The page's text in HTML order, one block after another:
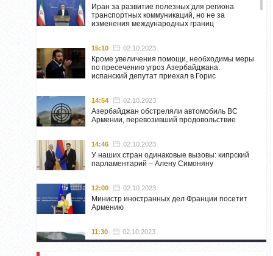
Иран за развитие полезных для региона
транспортных коммуникаций, но не за
изменения международных границ
15:10 02.10.2023
Кроме увеличения помощи, необходимы меры
по пресечению угроз Азербайджана:
испанский депутат приехал в Горис
14:54 02.10.2023
Азербайджан обстреляли автомобиль ВС
Армении, перевозивший продовольствие
14:46 02.10.2023
У наших стран одинаковые вызовы: кипрский
парламентарий – Алену Симоняну
12:00 02.10.2023
Министр иностранных дел Франции посетит
Армению
11:30 02.10.2023
Самвел Шахраманян и группа ответственных